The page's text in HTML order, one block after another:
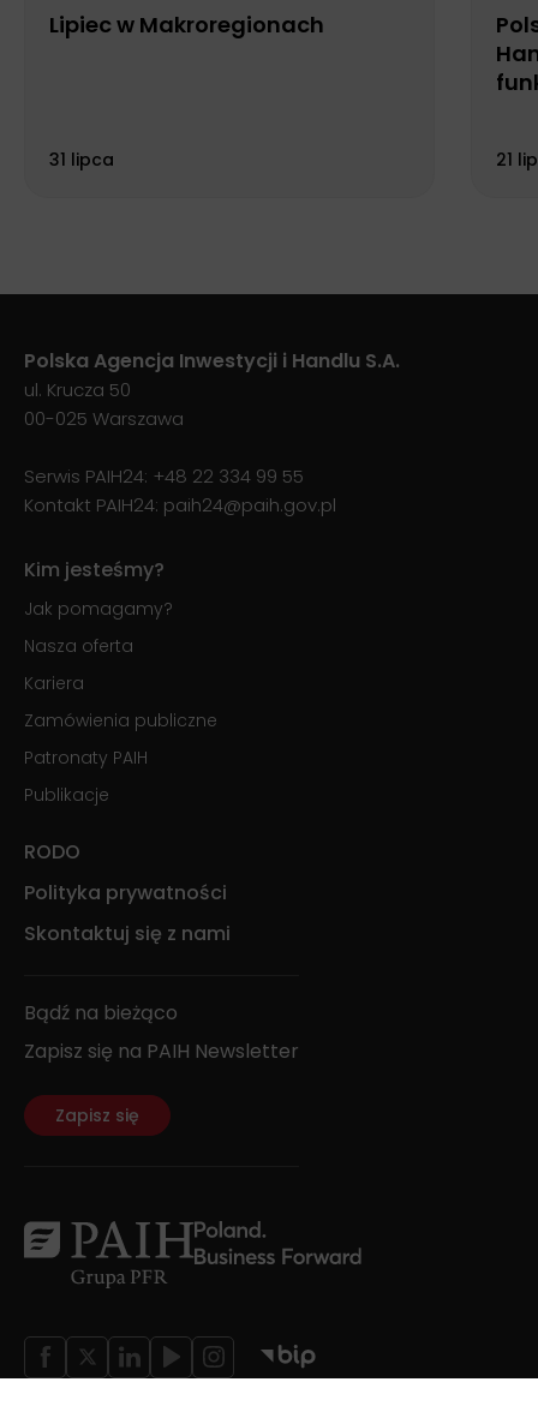
Lipiec w Makroregionach
31 lipca 21
Polska Agencja Inwestycji i Handlu S.A.
ul. Krucza 50
00-025 Warszawa
Serwis PAIH24: +48 22 334 99 55
Kontakt PAIH24: paih24@paih.gov.pl
Kim jesteśmy?
Jak pomagamy?
Nasza oferta
Kariera
Zamówienia publiczne
Patronaty PAIH
Publikacje
RODO
Polityka prywatności
Skontaktuj się z nami
Bądź na bieżąco
Zapisz się na PAIH Newsletter
Zapisz się